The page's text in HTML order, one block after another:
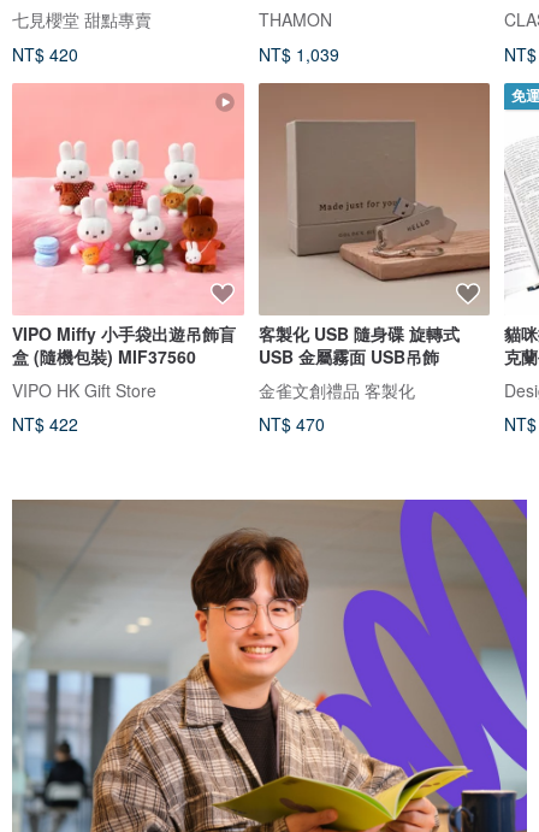
七見櫻堂 甜點專賣
NT$ 420
VIPO Miffy 小手袋出遊吊飾盲
盒 (隨機包裝) MIF37560
VIPO HK Gift Store
NT$ 422
THAMON
NT$ 1,039
客製化 USB 隨身碟 旋轉式
USB 金屬霧面 USB吊飾
金雀文創禮品 客製化
NT$ 470
免
貓
克